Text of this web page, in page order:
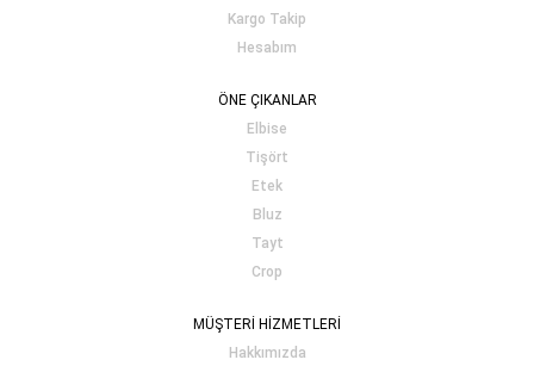
Kargo Takip
Hesabım
ÖNE ÇIKANLAR
Elbise
Tişört
Etek
Bluz
Tayt
Crop
MÜŞTERİ HİZMETLERİ
Hakkımızda